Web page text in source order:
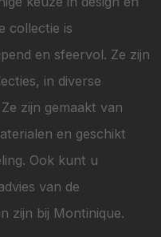
collectie is
en sfeervol. Ze zijn
in diverse
zijn gemaakt van
en geschikt
Ook kunt u
van de
zijn bij Montinique.